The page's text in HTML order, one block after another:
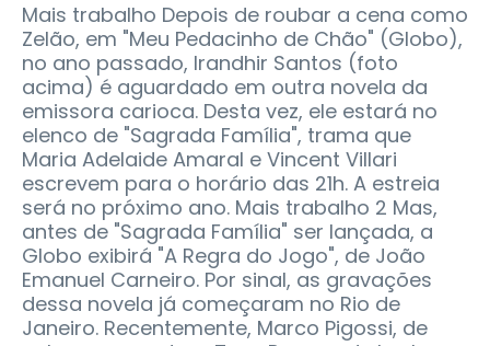
Mais trabalho Depois de roubar a cena como
Zelão, em "Meu Pedacinho de Chão" (Globo),
no ano passado, Irandhir Santos (foto
acima) é aguardado em outra novela da
emissora carioca. Desta vez, ele estará no
elenco de "Sagrada Família", trama que
Maria Adelaide Amaral e Vincent Villari
escrevem para o horário das 21h. A estreia
será no próximo ano. Mais trabalho 2 Mas,
antes de "Sagrada Família" ser lançada, a
Globo exibirá "A Regra do Jogo", de João
Emanuel Carneiro. Por sinal, as gravações
dessa novela já começaram no Rio de
Janeiro. Recentemente, Marco Pigossi, de